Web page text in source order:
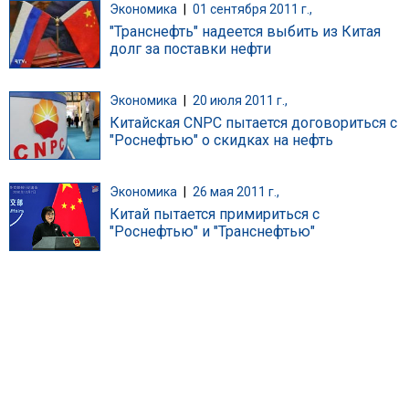
Экономика 01 сентября 2011 г.,
"Транснефть" надеется выбить из Китая
долг за поставки нефти
Экономика 20 июля 2011 г.,
Китайская CNPC пытается договориться с
"Роснефтью" о скидках на нефть
Экономика 26 мая 2011 г.,
Китай пытается примириться с
"Роснефтью" и "Транснефтью"